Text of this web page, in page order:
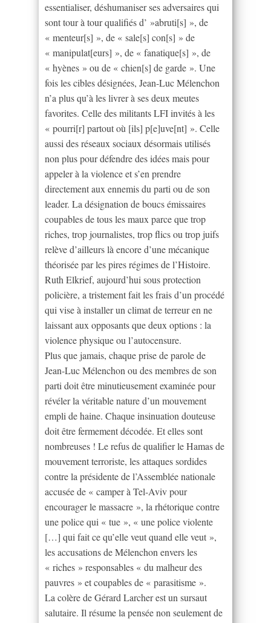
essentialiser, déshumaniser ses adversaires qui
sont tour à tour qualifiés d’ »abruti[s] », de
« menteur[s] », de « sale[s] con[s] » de
« manipulat[eurs] », de « fanatique[s] », de
« hyènes » ou de « chien[s] de garde ». Une
fois les cibles désignées, Jean-Luc Mélenchon
n’a plus qu’à les livrer à ses deux meutes
favorites. Celle des militants LFI invités à les
« pourri[r] partout où [ils] p[e]uve[nt] ». Celle
aussi des réseaux sociaux désormais utilisés
non plus pour défendre des idées mais pour
appeler à la violence et s’en prendre
directement aux ennemis du parti ou de son
leader. La désignation de boucs émissaires
coupables de tous les maux parce que trop
riches, trop journalistes, trop flics ou trop juifs
relève d’ailleurs là encore d’une mécanique
théorisée par les pires régimes de l’Histoire.
Ruth Elkrief, aujourd’hui sous protection
policière, a tristement fait les frais d’un procédé
qui vise à installer un climat de terreur en ne
laissant aux opposants que deux options : la
violence physique ou l’autocensure.
Plus que jamais, chaque prise de parole de
Jean-Luc Mélenchon ou des membres de son
parti doit être minutieusement examinée pour
révéler la véritable nature d’un mouvement
empli de haine. Chaque insinuation douteuse
doit être fermement décodée. Et elles sont
nombreuses ! Le refus de qualifier le Hamas de
mouvement terroriste, les attaques sordides
contre la présidente de l’Assemblée nationale
accusée de « camper à Tel-Aviv pour
encourager le massacre », la rhétorique contre
une police qui « tue », « une police violente
[…] qui fait ce qu’elle veut quand elle veut »,
les accusations de Mélenchon envers les
« riches » responsables « du malheur des
pauvres » et coupables de « parasitisme ».
La colère de Gérard Larcher est un sursaut
salutaire. Il résume la pensée non seulement de